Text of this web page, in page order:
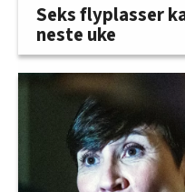
Seks flyplasser
neste uke